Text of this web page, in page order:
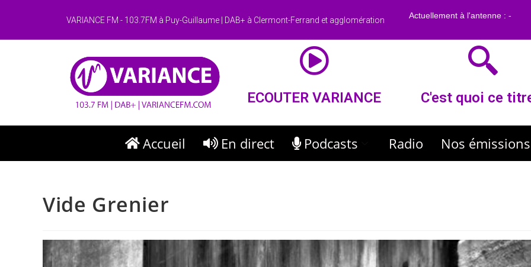
VARIANCE FM - 103.7FM à Puy-Guillaume | DAB+ à Clermont-Ferrand et agglomération
ECOUTER VARIANCE C'est quoi ce
Accueil En direct Podcasts Radio Nos émissions
Vide Grenier